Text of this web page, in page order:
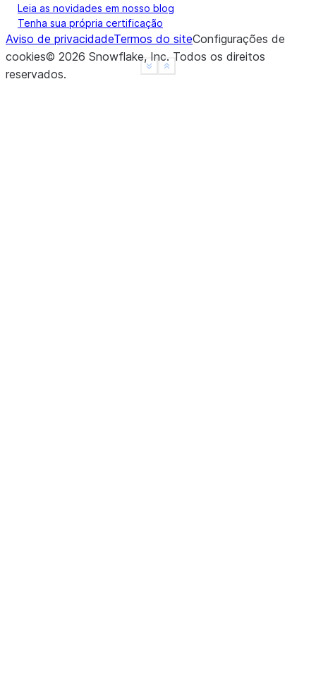
Show less
See more
Leia as novidades em nosso blog
Tenha sua própria certificação
Aviso de privacidadeTermos do siteConfigurações de
cookies© 2026 Snowflake, Inc. Todos os direitos
reservados.